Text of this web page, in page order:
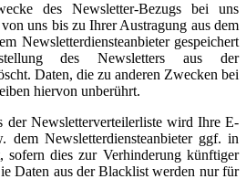
des Newsletter-Bezugs bei uns
uns bis zu Ihrer Austragung aus dem
Newsletterdiensteanbieter gespeichert
des Newsletters aus der
Daten, die zu anderen Zwecken bei
hiervon unberührt.
der Newsletterverteilerliste wird Ihre E-
dem Newsletterdiensteanbieter ggf. in
sofern dies zur Verhinderung künftiger
Daten aus der Blacklist werden nur für